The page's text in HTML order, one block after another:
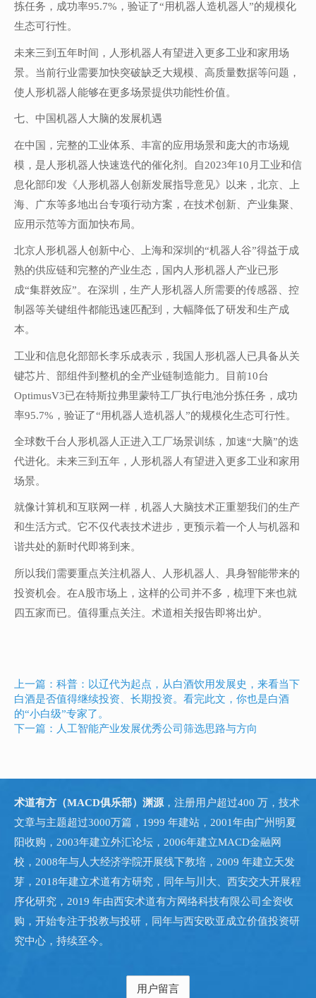
拣任务，成功率95.7%，验证了“用机器人造机器人”的规模化
生态可行性。
未来三到五年时间，人形机器人有望进入更多工业和家用场
景。当前行业需要加快突破缺乏大规模、高质量数据等问题，
使人形机器人能够在更多场景提供功能性价值。
七、中国机器人大脑的发展机遇
在中国，完整的工业体系、丰富的应用场景和庞大的市场规
模，是人形机器人快速迭代的催化剂。自2023年10月工业和信
息化部印发《人形机器人创新发展指导意见》以来，北京、上
海、广东等多地出台专项行动方案，在技术创新、产业集聚、
应用示范等方面加快布局。
北京人形机器人创新中心、上海和深圳的“机器人谷”得益于成
熟的供应链和完整的产业生态，国内人形机器人产业已形
成“集群效应”。在深圳，生产人形机器人所需要的传感器、控
制器等关键组件都能迅速匹配到，大幅降低了研发和生产成
本。
工业和信息化部部长李乐成表示，我国人形机器人已具备从关
键芯片、部组件到整机的全产业链制造能力。目前10台
OptimusV3已在特斯拉弗里蒙特工厂执行电池分拣任务，成功
率95.7%，验证了“用机器人造机器人”的规模化生态可行性。
全球数千台人形机器人正进入工厂场景训练，加速“大脑”的迭
代进化。未来三到五年，人形机器人有望进入更多工业和家用
场景。
就像计算机和互联网一样，机器人大脑技术正重塑我们的生产
和生活方式。它不仅代表技术进步，更预示着一个人与机器和
谐共处的新时代即将到来。
所以我们需要重点关注机器人、人形机器人、具身智能带来的
投资机会。在A股市场上，这样的公司并不多，梳理下来也就
四五家而已。值得重点关注。术道相关报告即将出炉。
上一篇：科普：以辽代为起点，从白酒饮用发展史，来看当下
白酒是否值得继续投资、长期投资。看完此文，你也是白酒
的“小白级”专家了。
下一篇：人工智能产业发展优秀公司筛选思路与方向
术道有方（MACD俱乐部）渊源，注册用户超过400 万，技术
文章与主题超过3000万篇，1999 年建站，2001年由广州明夏
阳收购，2003年建立外汇论坛，2006年建立MACD金融网
校，2008年与人大经济学院开展线下教培，2009 年建立天发
芽，2018年建立术道有方研究，同年与川大、西安交大开展程
序化研究，2019 年由西安术道有方网络科技有限公司全资收
购，开始专注于投教与投研，同年与西安欧亚成立价值投资研
究中心，持续至今。
用户留言